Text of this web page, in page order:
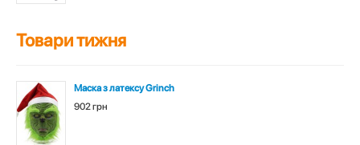
Товари тижня
Маска з латексу Grinch
902 грн